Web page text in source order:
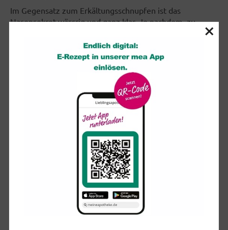
Im Gegensatz zum Erkältungsschnupfen ist das
Nasensekret wässrig und ganz klar. Je nachdem, zu
blühen, treten die Beschwerden auf. Durch einen
Allergie-Test lässt sich bestimmen, welche Pollen oder
anderen allergenen Stoffe die jeweilige Allergie
So können Sie sich während der Pollenflugsaison helfen:
Verzichten Sie auf Spaziergänge über Wiesen und
Felder, besonders bei trockenem Wetter.
Halten Sie den Rasen im eigenen Garten kurz,
damit die Gräser gar nicht erst blühen.
Schlafen Sie nur bei geschlossenem Fenster.
Waschen Sie vor dem Schlafengehen die Haare,
legen Sie Ihre Kleidung im Badezimmer ab oder
geben sie sie öfter in die Wäsche.
Halten Sie Fenster und Lüftung im Auto
geschlossen oder bauen Sie ein Staub- und
×